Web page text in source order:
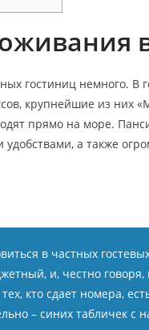
гостиниц немного. В
крупнейшие из них
прямо на море.
а также
в частных
и, честно
кто сдает номера,
– синих табличек с